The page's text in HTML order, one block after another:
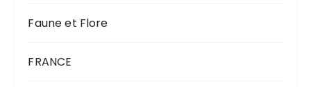
Faune et Flore
FRANCE